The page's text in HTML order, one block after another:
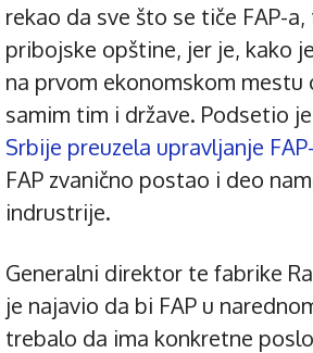
rekao da sve što se tiče FAP-a,
pribojske opštine, jer je, kako
na prvom ekonomskom mestu
samim tim i države. Podsetio
Srbije preuzela upravljanje
FAP zvanično postao i deo
indrustrije.
Generalni direktor te fabrike
je najavio da bi FAP u
trebalo da ima konkretne